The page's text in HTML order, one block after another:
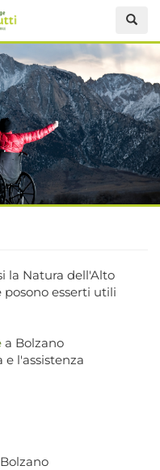
la Natura dell'Alto
posono esserti utili
a Bolzano
l'assistenza